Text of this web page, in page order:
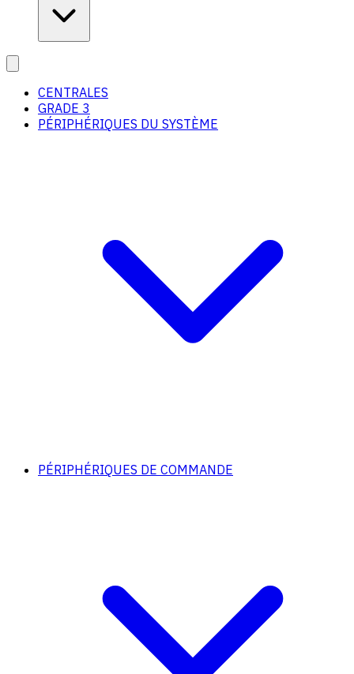
CENTRALES
GRADE 3
PÉRIPHÉRIQUES DU SYSTÈME
PÉRIPHÉRIQUES DE COMMANDE